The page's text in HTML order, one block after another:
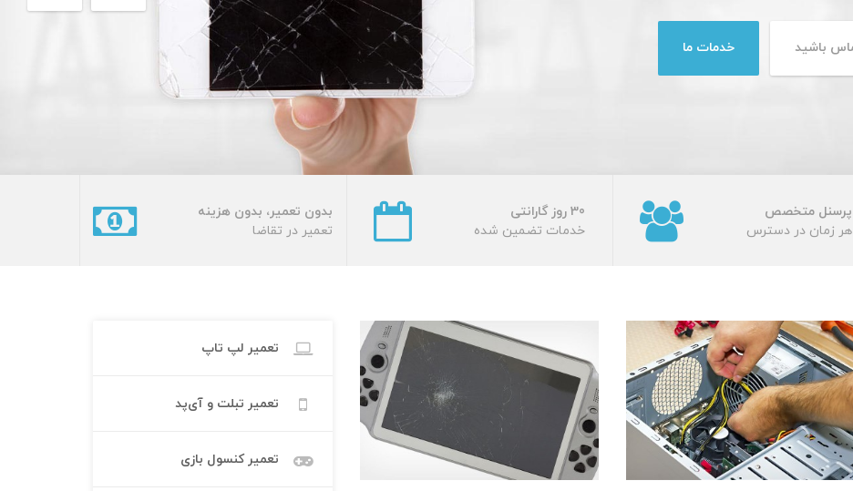
بدون تعمیر، بدون هزینه
تعمیر در تقاضا
30 روز گارانتی
خدمات تضمین شده
پرسنل متخصص
هر زمان در دسترس
تعمیر لپ تاپ
تعمیر تبلت و آی‌پد
تعمیر کنسول بازی